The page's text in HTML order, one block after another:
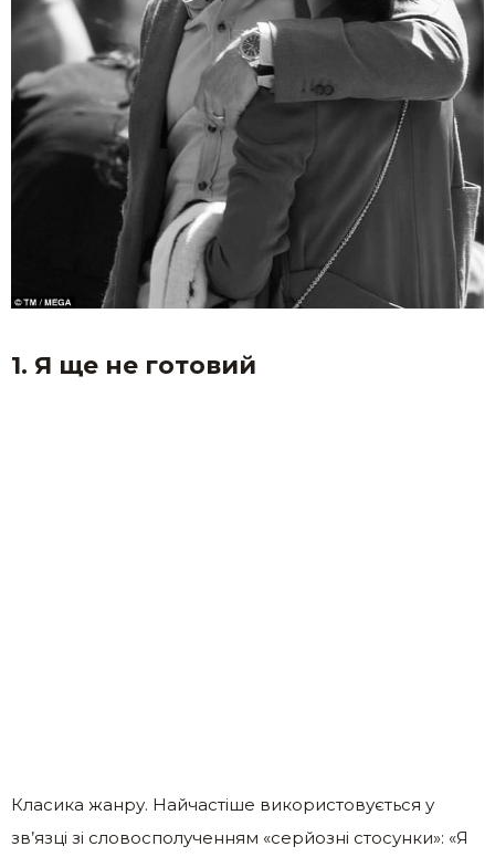
1. Я ще не готовий
Класика жанру. Найчастіше використовується у
зв’язці зі словосполученням «серйозні стосунки»: «Я